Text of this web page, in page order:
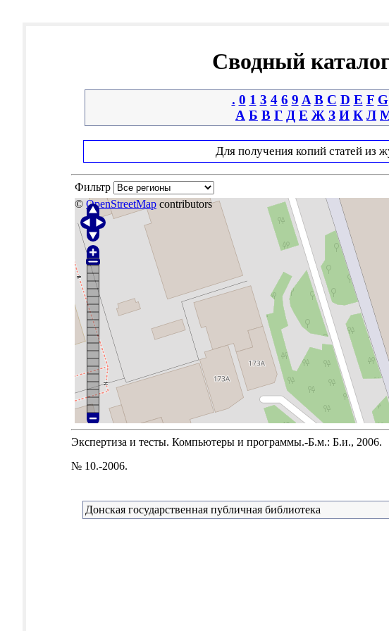
Сводный
. 0 1 3 4 6 9 A B C D E F G
А Б В Г Д Е Ж З И К Л
Для получения копий статей из
Фильтр
© OpenStreetMap contributors
Экспертиза и тесты. Компьютеры и программы.-Б.м.: Б.и., 2006.
№ 10.-2006.
Донская государственная публичная библиотека